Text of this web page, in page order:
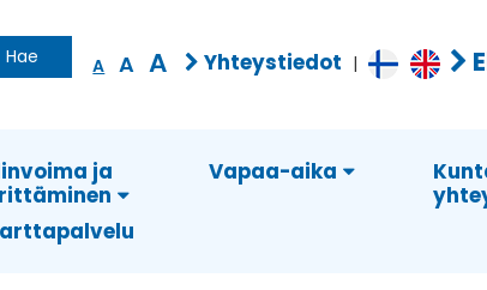
Hae A A A Yhteystiedot |
ja
Vapaa-aika